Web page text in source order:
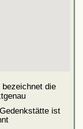
bezeichnet die
ist